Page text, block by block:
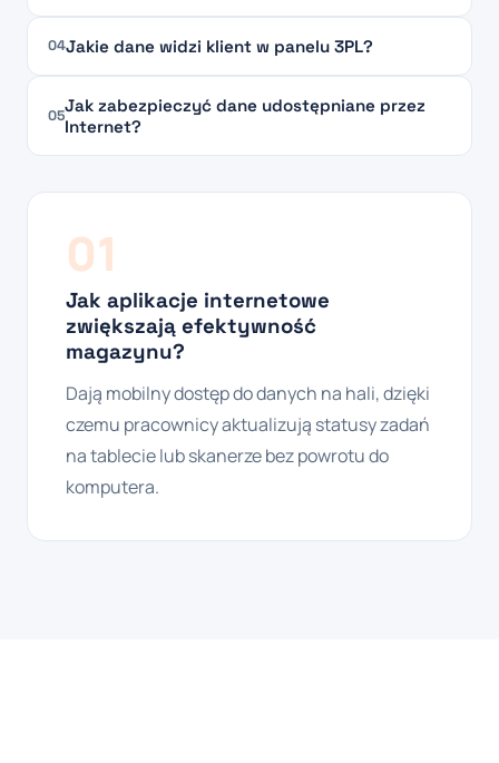
04Jakie dane widzi klient w panelu 3PL?
05Jak zabezpieczyć dane udostępniane przez
Internet?
01
Jak aplikacje internetowe
zwiększają efektywność
magazynu?
Dają mobilny dostęp do danych na hali, dzięki
czemu pracownicy aktualizują statusy zadań
na tablecie lub skanerze bez powrotu do
komputera.